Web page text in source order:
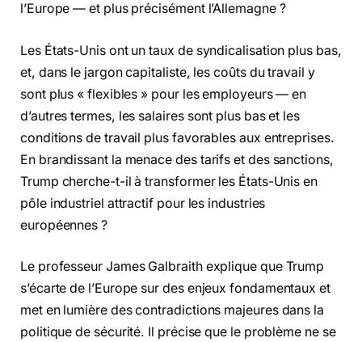
l’Europe — et plus précisément l’Allemagne ?
Les États-Unis ont un taux de syndicalisation plus bas,
et, dans le jargon capitaliste, les coûts du travail y
sont plus « flexibles » pour les employeurs — en
d’autres termes, les salaires sont plus bas et les
conditions de travail plus favorables aux entreprises.
En brandissant la menace des tarifs et des sanctions,
Trump cherche-t-il à transformer les États-Unis en
pôle industriel attractif pour les industries
européennes ?
Le professeur James Galbraith explique que Trump
s’écarte de l’Europe sur des enjeux fondamentaux et
met en lumière des contradictions majeures dans la
politique de sécurité. Il précise que le problème ne se